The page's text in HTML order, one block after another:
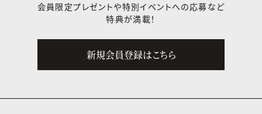
会員限定プレゼントや特別イベントへの応募など
特典が満載！
新規会員登録はこちら